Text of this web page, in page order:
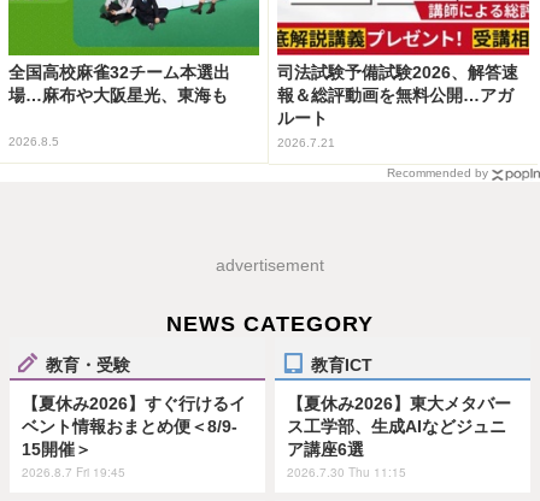
全国高校麻雀32チーム本選出
場…麻布や大阪星光、東海も
2026.8.5
司法試験予備試験2026、解答速
報＆総評動画を無料公開…アガ
ルート
2026.7.21
Recommended by
advertisement
NEWS CATEGORY
教育・受験
【夏休み2026】すぐ行けるイ
ベント情報おまとめ便＜8/9-
15開催＞
2026.8.7 Fri 19:45
教育ICT
【夏休み2026】東大メタバー
ス工学部、生成AIなどジュニ
ア講座6選
2026.7.30 Thu 11:15